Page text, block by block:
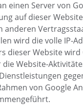
einen Server von
auf dieser
anderen
wird die volle IP-
dieser Website
die Website-
von Google